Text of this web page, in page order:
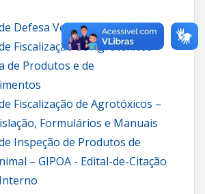
Defesa Vegetal – GDV
Fiscalização de Agrotóxicos –
de Produtos e de
Fiscalização de Agrotóxicos –
Formulários e Manuais
Inspeção de Produtos de
– GIPOA - Edital-de-Citação